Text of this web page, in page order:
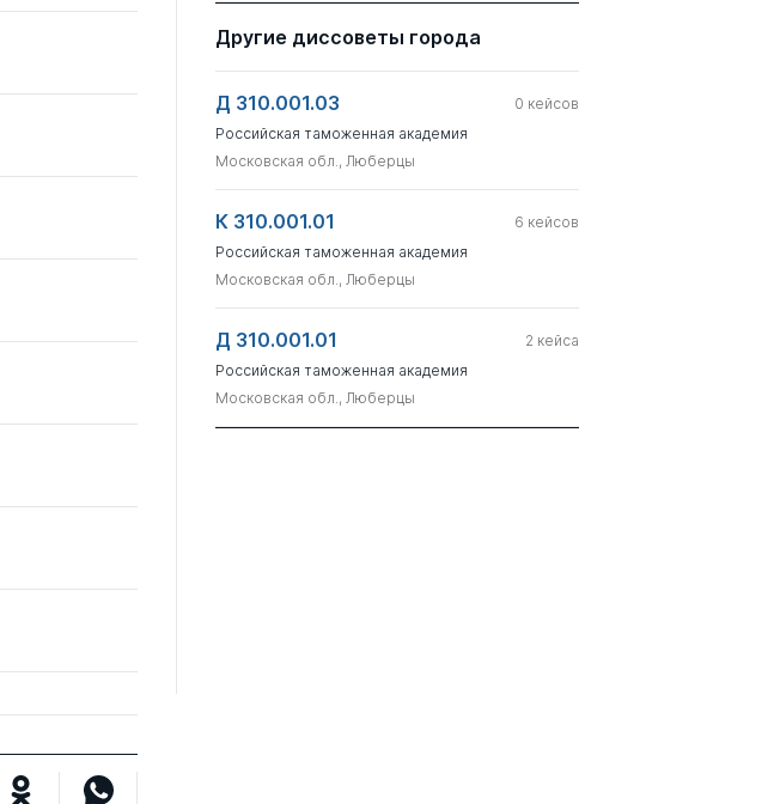
Другие диссоветы города
Д 310.001.03 0 кейсов
Российская таможенная академия
Московская обл., Люберцы
К 310.001.01 6 кейсов
Российская таможенная академия
Московская обл., Люберцы
Д 310.001.01 2 кейса
Российская таможенная академия
Московская обл., Люберцы